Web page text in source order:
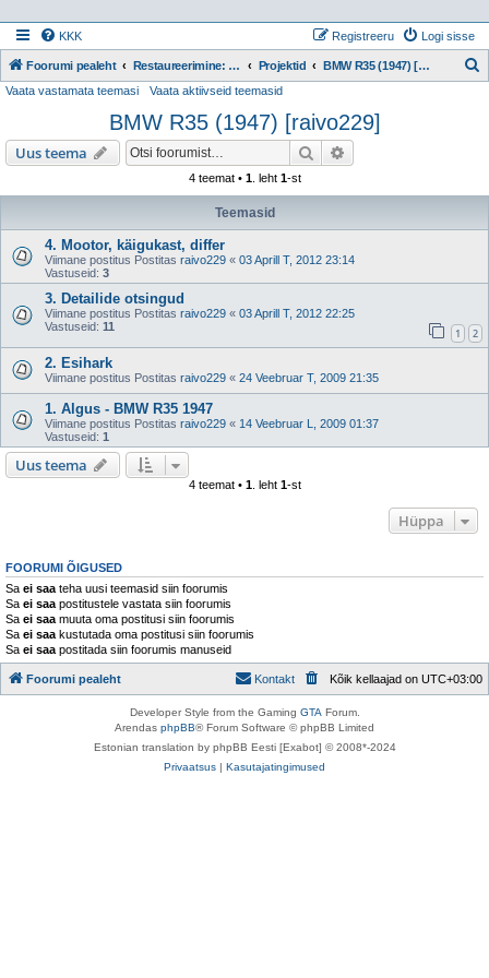
KKK Logi sisse
Registreeru
Foorumi pealeht Restaureerimine: Projektid Projektid BMW R35 (1947) [raivo229]
Vaata vastamata teemasi Vaata aktiivseid teemasid
BMW R35 (1947) [raivo229]
Uus teema Otsi
4 teemat • 1. leht 1-st
Teemasid
4. Mootor, käigukast, differ
Viimane postitus Postitas raivo229 « 03 Aprill T, 2012 23:14
Vastuseid: 3
3. Detailide otsingud
Viimane postitus Postitas raivo229 « 03 Aprill T, 2012 22:25
Vastuseid: 11 1 2
2. Esihark
Viimane postitus Postitas raivo229 « 24 Veebruar T, 2009 21:35
1. Algus - BMW R35 1947
Viimane postitus Postitas raivo229 « 14 Veebruar L, 2009 01:37
Vastuseid: 1
Uus teema
4 teemat • 1. leht 1-st
Hüppa
FOORUMI ÕIGUSED
Sa ei saa teha uusi teemasid siin foorumis
Sa ei saa postitustele vastata siin foorumis
Sa ei saa muuta oma postitusi siin foorumis
Sa ei saa kustutada oma postitusi siin foorumis
Sa ei saa postitada siin foorumis manuseid
Foorumi pealeht Kõik kellaajad on UTC+03:00
Kontakt
Developer Style from the Gaming GTA Forum.
Arendas phpBB® Forum Software © phpBB Limited
Estonian translation by phpBB Eesti [Exabot] © 2008*-2024
Privaatsus | Kasutajatingimused